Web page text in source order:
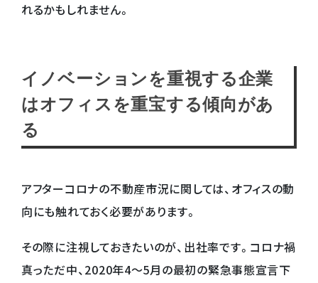
れるかもしれません。
イノベーションを重視する企業
はオフィスを重宝する傾向があ
る
アフターコロナの不動産市況に関しては、オフィスの動
向にも触れておく必要があります。
その際に注視しておきたいのが、出社率です。コロナ禍
真っただ中、2020年4～5月の最初の緊急事態宣言下